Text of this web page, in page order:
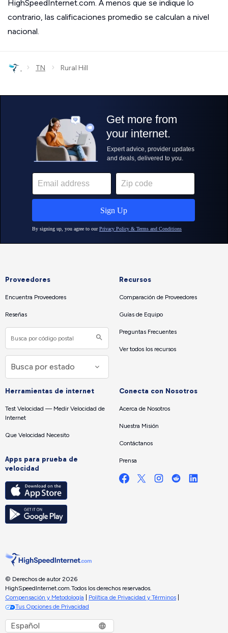
HighSpeedInternet.com. A menos que se indique lo
contrario, las calificaciones promedio se calculan a nivel
nacional.
› TN › Rural Hill
Proveedores
Encuentra Proveedores
Reseñas
Recursos
Comparación de Proveedores
Guías de Equipo
Preguntas Frecuentes
Ver todos los recursos
Herramientas de internet
Test Velocidad — Medir Velocidad de
Internet
Que Velocidad Necesito
Apps para prueba de
velocidad
Conecta con Nosotros
Acerca de Nosotros
Nuestra Misión
Contáctanos
Prensa
© Derechos de autor 2026
HighSpeedInternet.com.Todos los derechos reservados.
Compensación y Metodología
Política de Privacidad y Términos
Tus Opciones de Privacidad